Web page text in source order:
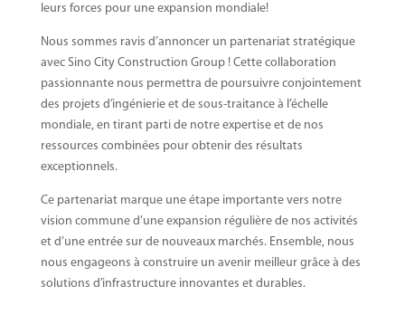
leurs forces pour une expansion mondiale!
Nous sommes ravis d’annoncer un partenariat stratégique
avec Sino City Construction Group ! Cette collaboration
passionnante nous permettra de poursuivre conjointement
des projets d’ingénierie et de sous-traitance à l’échelle
mondiale, en tirant parti de notre expertise et de nos
ressources combinées pour obtenir des résultats
exceptionnels.
Ce partenariat marque une étape importante vers notre
vision commune d’une expansion régulière de nos activités
et d’une entrée sur de nouveaux marchés. Ensemble, nous
nous engageons à construire un avenir meilleur grâce à des
solutions d’infrastructure innovantes et durables.